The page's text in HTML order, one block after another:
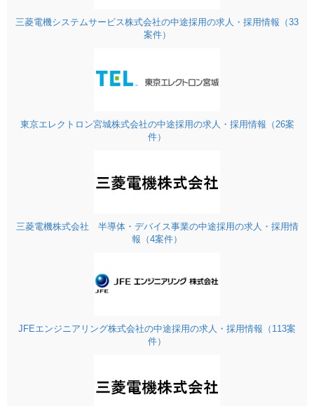
三菱電機システムサービス株式会社の中途採用の求人・採用情報（33
案件）
東京エレクトロン宮城株式会社の中途採用の求人・採用情報（26案
件）
三菱電機株式会社 半導体・デバイス事業の中途採用の求人・採用情
報（4案件）
JFEエンジニアリング株式会社の中途採用の求人・採用情報（113案
件）